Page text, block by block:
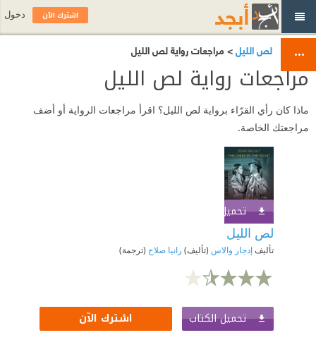
لص الليل> مراجعات رواية لص الليل
مراجعات رواية لص الليل
ماذا كان رأي القرّاء برواية لص الليل؟ اقرأ مراجعات الرواية أو أضف
مراجعتك الخاصة.
تحميل الكتاب
لص الليل
تأليفإدجار والاس (تأليف) رانيا صلاح (ترجمة)
تحميل الكتاب اشترك الآن
اشترك الآن دخول